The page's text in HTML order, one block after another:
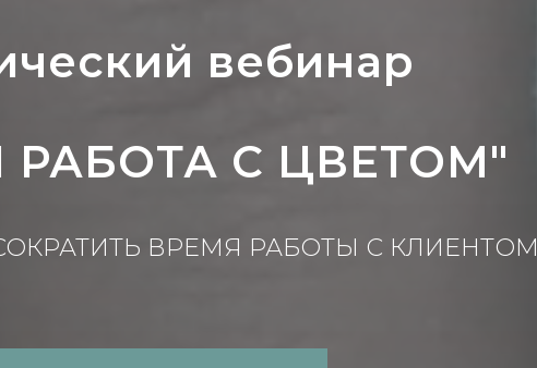
вебинар
РАБОТА С ЦВЕТОМ"
ВРЕМЯ РАБОТЫ С КЛИЕНТОМ